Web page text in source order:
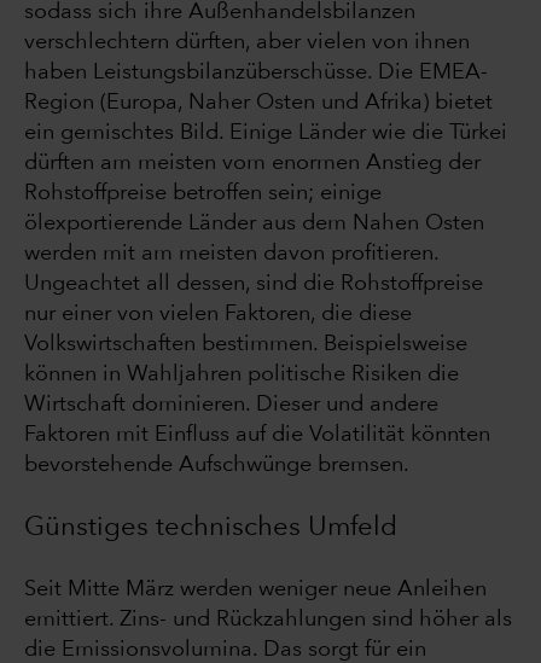
sodass sich ihre Außenhandelsbilanzen
verschlechtern dürften, aber vielen von ihnen
haben Leistungsbilanzüberschüsse. Die EMEA-
Region (Europa, Naher Osten und Afrika) bietet
ein gemischtes Bild. Einige Länder wie die Türkei
dürften am meisten vom enormen Anstieg der
Rohstoffpreise betroffen sein; einige
ölexportierende Länder aus dem Nahen Osten
werden mit am meisten davon profitieren.
Ungeachtet all dessen, sind die Rohstoffpreise
nur einer von vielen Faktoren, die diese
Volkswirtschaften bestimmen. Beispielsweise
können in Wahljahren politische Risiken die
Wirtschaft dominieren. Dieser und andere
Faktoren mit Einfluss auf die Volatilität könnten
bevorstehende Aufschwünge bremsen.
Günstiges technisches Umfeld
Seit Mitte März werden weniger neue Anleihen
emittiert. Zins- und Rückzahlungen sind höher als
die Emissionsvolumina. Das sorgt für ein